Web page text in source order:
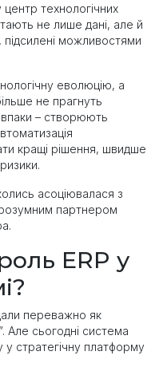
технологічних
не лише дані, але й
підсилені можливостями
еволюцію, а
не прагнуть
– створюють
кращі рішення, швидше
асоціювалася з
партнером
ERP у
переважно як
Але сьогодні система
у стратегічну платформу